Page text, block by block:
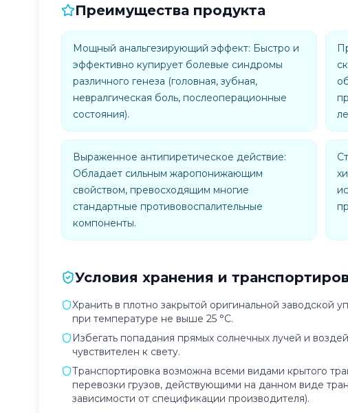
Преимущества продукта
Мощный анальгезирующий эффект: Быстро и
эффективно купирует болевые синдромы
различного генеза (головная, зубная,
невралгическая боль, послеоперационные
состояния).
Выраженное антипиретическое действие:
Обладает сильным жаропонижающим
свойством, превосходящим многие
стандартные противовоспалительные
компоненты.
Условия хранения и
Хранить в плотно закрытой оригинальной заводской
при температуре не выше 25 °C.
Избегать попадания прямых солнечных лучей и
чувствителен к свету.
Транспортировка возможна всеми видами крытого
перевозки грузов, действующими на данном виде
зависимости от спецификации производителя).